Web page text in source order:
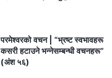
परमेश्‍वरको वचन | “भ्रष्ट स्वभावहरू
कसरी हटाउने भन्‍नेसम्बन्धी वचनहरू”
(अंश ५६)